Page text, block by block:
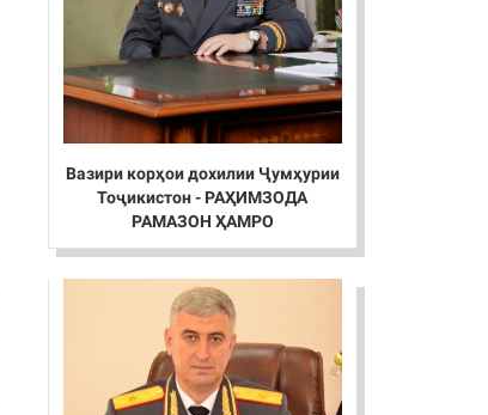
Вазири корҳои дохилии Ҷумҳурии
Тоҷикистон - РАҲИМЗОДА
РАМАЗОН ҲАМРО